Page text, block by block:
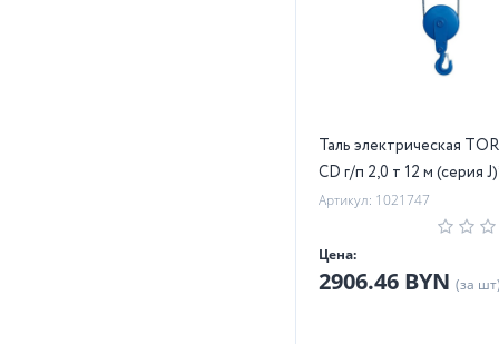
Таль электрическая
CD г/п 2,0 т 12 м (серия
Артикул: 1021747
Цена:
2906.46 BYN (за шт)